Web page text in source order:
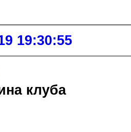
19:30:55
клуба